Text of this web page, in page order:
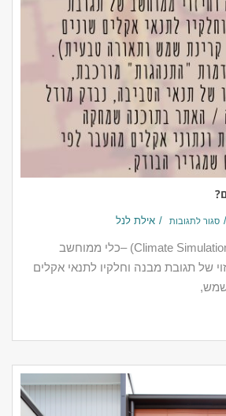
סגור לתגובות אילת לנל
‎סימולצית אקלים׳’ (Climate Simulation) –כלי ממוחשב
של תגובת מבנה וחלקיו לתנאי אקלים
שמש,